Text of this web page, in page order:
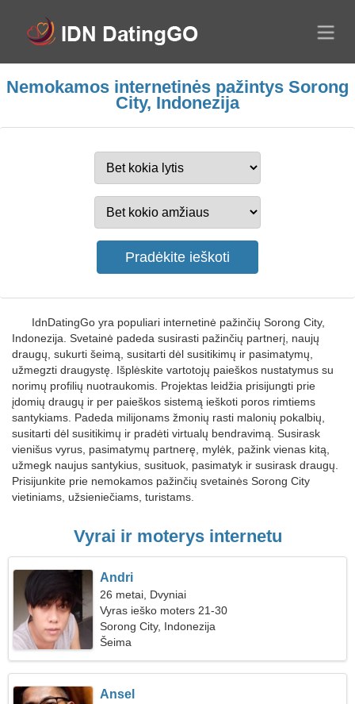
Nemokamos internetinės pažintys Sorong
City, Indonezija
IdnDatingGo yra populiari internetinė pažinčių Sorong City,
Indonezija. Svetainė padeda susirasti pažinčių partnerį, naujų
draugų, sukurti šeimą, susitarti dėl susitikimų ir pasimatymų,
užmegzti draugystę. Išplėskite vartotojų paieškos nustatymus su
norimų profilių nuotraukomis. Projektas leidžia prisijungti prie
įdomių draugų ir per paieškos sistemą ieškoti poros rimtiems
santykiams. Padeda milijonams žmonių rasti malonių pokalbių,
susitarti dėl susitikimų ir pradėti virtualų bendravimą. Susirask
vienišus vyrus, pasimatymų partnerę, mylėk, pažink vienas kitą,
užmegk naujus santykius, susituok, pasimatyk ir susirask draugų.
Prisijunkite prie nemokamos pažinčių svetainės Sorong City
vietiniams, užsieniečiams, turistams.
Vyrai ir moterys internetu
Andri
26 metai, Dvyniai
Vyras ieško moters 21-30
Sorong City, Indonezija
Šeima
Ansel